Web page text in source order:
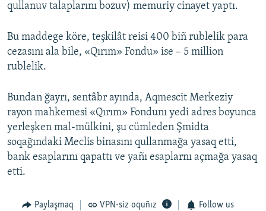
qullanuv talaplarını bozuv) memuriy cinayet yaptı.
Bu maddege köre, teşkilât reisi 400 biñ rublelik para
cezasını ala bile, «Qırım» Fondu» ise – 5 million
rublelik.
Bundan ğayrı, sentâbr ayında, Aqmescit Merkeziy
rayon mahkemesi «Qırım» Fondunı yedi adres boyunca
yerleşken mal-mülkini, şu cümleden Şmidta
soqağındaki Meclis binasını qullanmağa yasaq etti,
bank esaplarını qapattı ve yañı esaplarnı açmağa yasaq
etti.
Paylaşmaq VPN-siz oquñız Follow us